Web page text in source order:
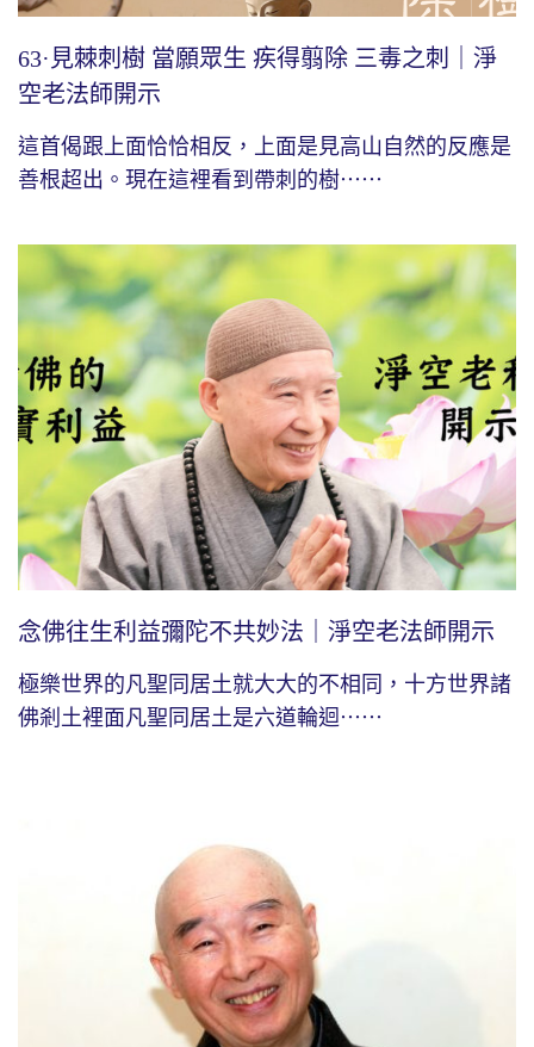
63·見棘刺樹 當願眾生 疾得翦除 三毒之刺｜淨
空老法師開示
這首偈跟上面恰恰相反，上面是見高山自然的反應是
善根超出。現在這裡看到帶刺的樹⋯⋯
念佛往生利益彌陀不共妙法｜淨空老法師開示
極樂世界的凡聖同居土就大大的不相同，十方世界諸
佛剎土裡面凡聖同居土是六道輪迴⋯⋯